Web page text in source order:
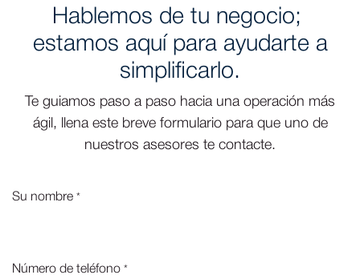
Hablemos de tu negocio;
estamos aquí para ayudarte a
simplificarlo.
Te guiamos paso a paso hacia una operación más
ágil, llena este breve formulario para que uno de
nuestros asesores te contacte.
Su nombre *
Número de teléfono *